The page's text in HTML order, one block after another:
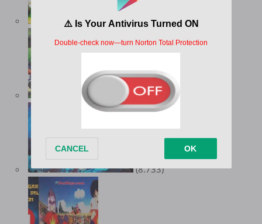
(9.547)
(8.974)
(8.733)